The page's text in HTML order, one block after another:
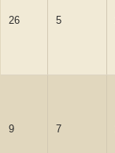
26 5
9 7